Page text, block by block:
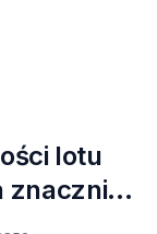
lotu
znacznie
mediom